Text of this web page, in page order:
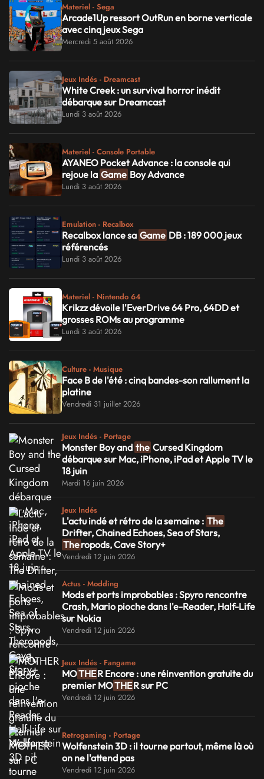
Materiel - Sega
Arcade1Up ressort OutRun en borne verticale
avec cinq jeux Sega
Mercredi 5 août 2026
Jeux Indés - Dreamcast
White Creek : un survival horror inédit
débarque sur Dreamcast
Lundi 3 août 2026
Materiel - Console Portable
AYANEO Pocket Advance : la console qui
rejoue la Game Boy Advance
Lundi 3 août 2026
Emulation - Recalbox
Recalbox lance sa Game DB : 189 000 jeux
référencés
Lundi 3 août 2026
Materiel - Nintendo 64
Krikzz dévoile l'EverDrive 64 Pro, 64DD et
grosses ROMs au programme
Lundi 3 août 2026
Culture - Musique
Face B de l'été : cinq bandes-son rallument la
platine
Vendredi 31 juillet 2026
Jeux Indés - Portage
Monster Boy and the Cursed Kingdom
débarque sur Mac, iPhone, iPad et Apple TV le
18 juin
Mardi 16 juin 2026
Jeux Indés
L'actu indé et rétro de la semaine : The
Drifter, Chained Echoes, Sea of Stars,
Theropods, Cave Story+
Vendredi 12 juin 2026
Actus - Modding
Mods et ports improbables : Spyro rencontre
Crash, Mario pioche dans l'e-Reader, Half-Life
sur Nokia
Vendredi 12 juin 2026
Jeux Indés - Fangame
MOTHER Encore : une réinvention gratuite du
premier MOTHER sur PC
Vendredi 12 juin 2026
Retrogaming - Portage
Wolfenstein 3D : il tourne partout, même là où
on ne l'attend pas
Vendredi 12 juin 2026